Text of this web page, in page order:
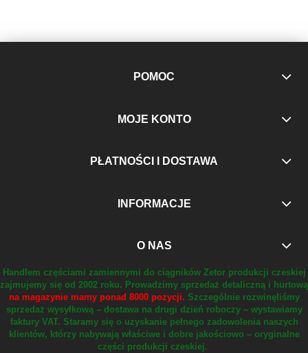
POMOC
MOJE KONTO
PŁATNOŚCI I DOSTAWA
INFORMACJE
O NAS
Handlem częściami zamiennymi do ciągników Zetor produkcji czeskiej
zajmujemy się od 2002 roku. Prowadzimy sprzedaż detaliczną i hurtową
na magazynie mamy ponad 8000 pozycji. Szczególnie rozwinęliśmy
sprzedaż wysyłkową – dostawa na drugi dzień roboczy – wystawiamy
faktury VAT. Staramy się o uzyskanie pełnego zadowolenia naszych
klientów, którzy nabywają właściwe i dobre jakościowo – oryginalne
części produkcji czeskiej.